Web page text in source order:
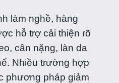
làm nghề, hàng
hỗ trợ cải thiện rõ
cân nặng, làn da
Nhiều trường hợp
phương pháp giảm